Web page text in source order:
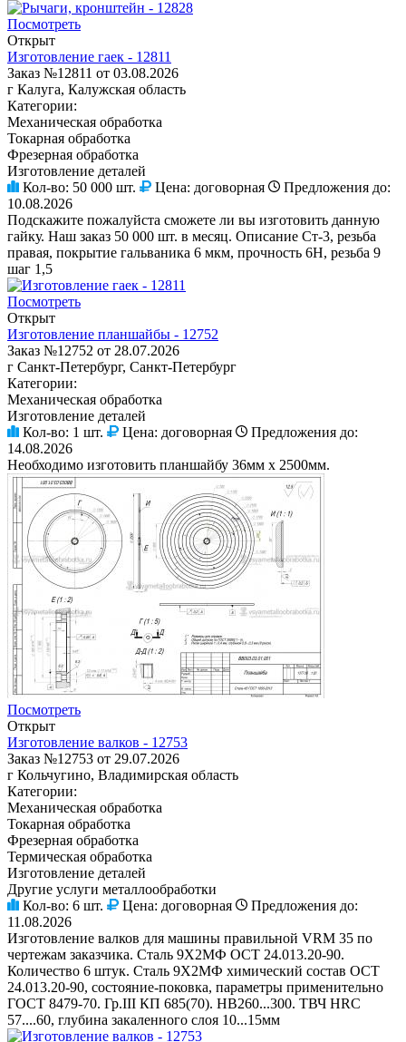
Посмотреть
Открыт
Изготовление гаек - 12811
Заказ №12811 от 03.08.2026
г Калуга, Калужская область
Категории:
Механическая обработка
Токарная обработка
Фрезерная обработка
Изготовление деталей
Кол-во: 50 000 шт. Цена: договорная
Предложения до:
10.08.2026
Подскажите пожалуйста сможете ли вы изготовить данную
гайку. Наш заказ 50 000 шт. в месяц. Описание Ст-3, резьба
правая, покрытие гальваника 6 мкм, прочность 6Н, резьба 9
шаг 1,5
Посмотреть
Открыт
Изготовление планшайбы - 12752
Заказ №12752 от 28.07.2026
г Санкт-Петербург, Санкт-Петербург
Категории:
Механическая обработка
Изготовление деталей
Кол-во: 1 шт. Цена: договорная
Предложения до:
14.08.2026
Необходимо изготовить планшайбу 36мм х 2500мм.
Посмотреть
Открыт
Изготовление валков - 12753
Заказ №12753 от 29.07.2026
г Кольчугино, Владимирская область
Категории:
Механическая обработка
Токарная обработка
Фрезерная обработка
Термическая обработка
Изготовление деталей
Другие услуги металлообработки
Кол-во: 6 шт. Цена: договорная
Предложения до:
11.08.2026
Изготовление валков для машины правильной VRM 35 по
чертежам заказчика. Сталь 9Х2МФ ОСТ 24.013.20-90.
Количество 6 штук. Сталь 9Х2МФ химический состав ОСТ
24.013.20-90, состояние-поковка, параметры применительно
ГОСТ 8479-70. Гр.III КП 685(70). НВ260...300. ТВЧ НRC
57....60, глубина закаленного слоя 10...15мм